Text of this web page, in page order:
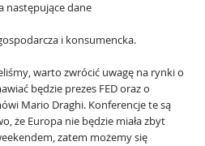
następujące dane
i konsumencka.
warto zwrócić uwagę na rynki o
będzie prezes FED oraz o
Mario Draghi. Konferencje te są
że Europa nie będzie miała zbyt
zatem możemy się